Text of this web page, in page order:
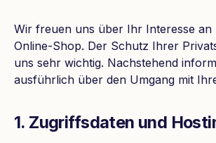
Wir freuen uns über Ihr Interesse an
Online-Shop. Der Schutz Ihrer
uns sehr wichtig. Nachstehend
ausführlich über den Umgang mit
1. Zugriffsdaten und